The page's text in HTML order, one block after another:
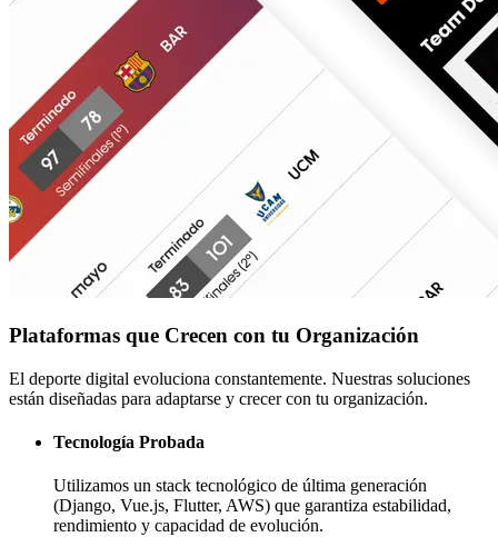
Plataformas que Crecen con tu Organización
El deporte digital evoluciona constantemente. Nuestras soluciones
están diseñadas para adaptarse y crecer con tu organización.
Tecnología Probada
Utilizamos un stack tecnológico de última generación
(Django, Vue.js, Flutter, AWS) que garantiza estabilidad,
rendimiento y capacidad de evolución.